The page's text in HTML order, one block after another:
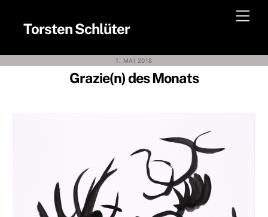
contentTorsten Schlüter
1. MAI 2018
Grazie(n) des Monats